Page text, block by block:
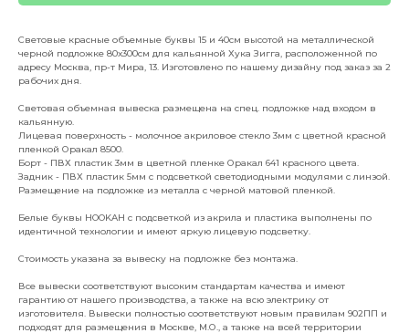
Световые красные объемные буквы 15 и 40см высотой на металлической
черной подложке 80х300см для кальянной Хука Зигга, расположенной по
адресу Москва, пр-т Мира, 13. Изготовлено по нашему дизайну под заказ за 2
рабочих дня.
Световая объемная вывеска размещена на спец. подложке над входом в
кальянную.
Лицевая поверхность - молочное акриловое стекло 3мм с цветной красной
пленкой Оракал 8500.
Борт - ПВХ пластик 3мм в цветной пленке Оракал 641 красного цвета.
Задник - ПВХ пластик 5мм с подсветкой светодиодными модулями с линзой.
Размещение на подложке из металла с черной матовой пленкой.
Белые буквы HOOKAH с подсветкой из акрила и пластика выполнены по
идентичной технологии и имеют яркую лицевую подсветку.
Стоимость указана за вывеску на подложке без монтажа.
Все вывески соответствуют высоким стандартам качества и имеют
гарантию от нашего производства, а также на всю электрику от
изготовителя. Вывески полностью соответствуют новым правилам 902ПП и
подходят для размещения в Москве, М.О., а также на всей территории